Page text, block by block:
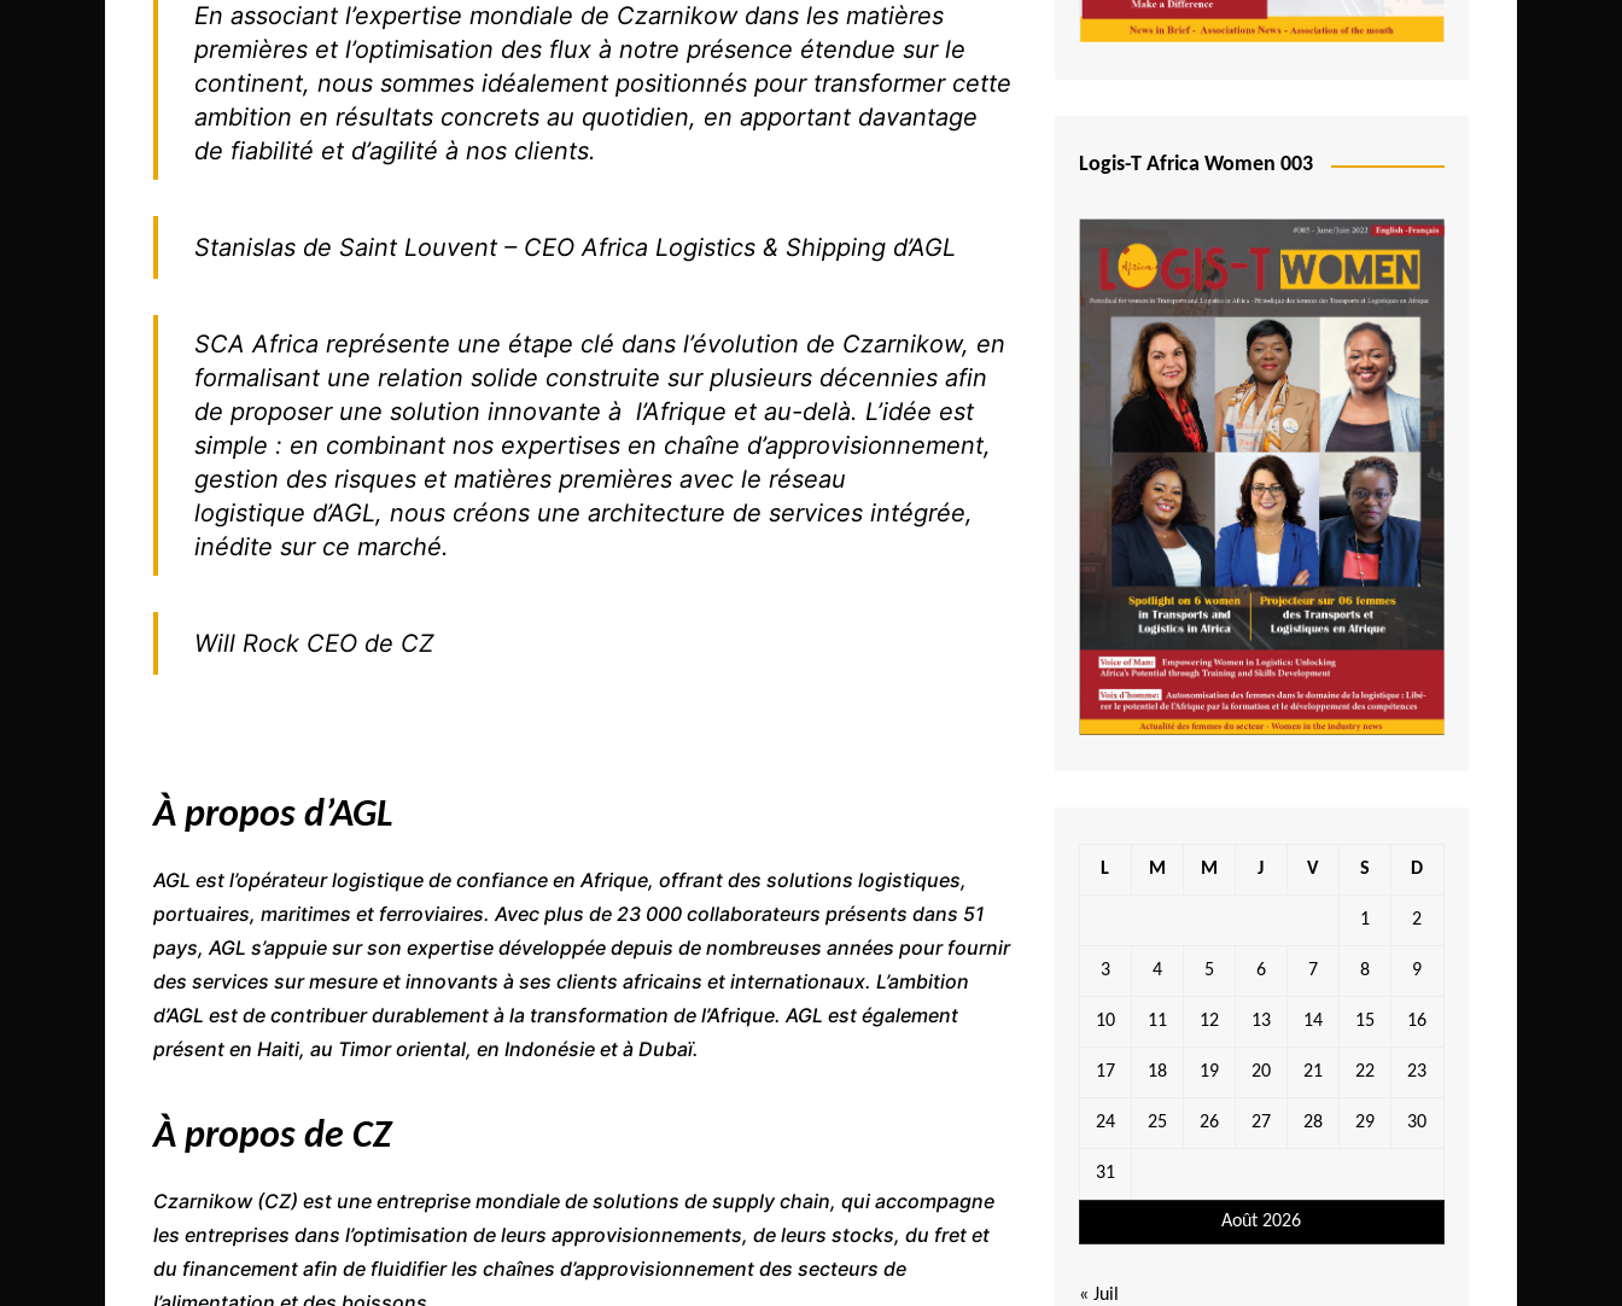
En associant l’expertise mondiale de Czarnikow dans les matières
premières et l’optimisation des flux à notre présence étendue sur le
continent, nous sommes idéalement positionnés pour transformer cette
ambition en résultats concrets au quotidien, en apportant davantage
de fiabilité et d’agilité à nos clients.
Stanislas de Saint Louvent – CEO Africa Logistics & Shipping d’AGL
SCA Africa représente une étape clé dans l’évolution de Czarnikow, en
formalisant une relation solide construite sur plusieurs décennies afin
de proposer une solution innovante à l’Afrique et au-delà. L’idée est
simple : en combinant nos expertises en chaîne d’approvisionnement,
gestion des risques et matières premières avec le réseau
logistique d’AGL, nous créons une architecture de services intégrée,
inédite sur ce marché.
Will Rock CEO de CZ
À propos d’AGL
AGL est l’opérateur logistique de confiance en Afrique, offrant des solutions logistiques,
portuaires, maritimes et ferroviaires. Avec plus de 23 000 collaborateurs présents dans 51
pays, AGL s’appuie sur son expertise développée depuis de nombreuses années pour fournir
des services sur mesure et innovants à ses clients africains et internationaux. L’ambition
d’AGL est de contribuer durablement à la transformation de l’Afrique. AGL est également
présent en Haiti, au Timor oriental, en Indonésie et à Dubaï.
À propos de CZ
Czarnikow (CZ) est une entreprise mondiale de solutions de supply chain, qui accompagne
les entreprises dans l’optimisation de leurs approvisionnements, de leurs stocks, du fret et
du financement afin de fluidifier les chaînes d’approvisionnement des secteurs de
Logis-T Africa Women 003
Août 2026
L M M J V S D
1 2
3 4 5 6 7 8 9
10 11 12 13 14 15 16
17 18 19 20 21 22 23
24 25 26 27 28 29 30
31
« Juil